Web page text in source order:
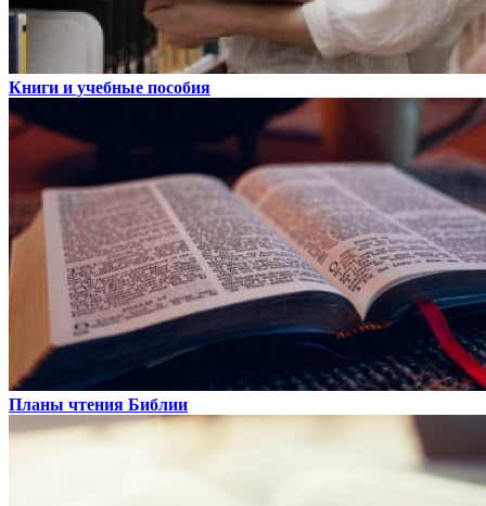
Книги и учебные пособия
Планы чтения Библии